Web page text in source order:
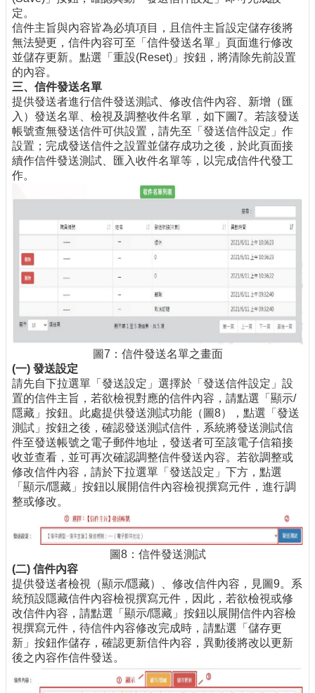
定。
信件主旨與內容皆為必填項目，且信件主旨設定儲存後將
無法變更，信件內容可至「信件發送名單」頁面進行修改
並儲存更新。點選「重設(Reset)」按鈕，將清除先前設置
的內容。
三、信件發送名單
提供發送者進行信件發送測試、修改信件內容、新增（匯
入）發送名單、檢視及調整收件名單，如下圖7。若該發送
帳號查無發送信件可供設置，請先至「發送信件設定」作
設置；完成發送信件之設置並儲存成功之後，於此頁面接
續作信件發送測試、匯入收件名單等，以完成信件代發工
作。
圖7：信件發送名單之畫面
(一) 發送設定
請先自下拉選單「發送設定」選擇於「發送信件設定」設
置的信件主旨，若欲檢視對應的信件內容，請點選「顯示/
隱藏」按鈕。此處提供發送測試功能（圖8），點選「發送
測試」按鈕之後，確認發送測試信件，系統將發送測試信
件至發送帳號之電子郵件地址，發送者可至該電子信箱接
收並查看，並可再次確認調整信件發送內容。若欲調整或
修改信件內容，請於下拉選單「發送設定」下方，點選
「顯示/隱藏」按鈕以展開信件內容檢視撰寫元件，進行調
整或修改。
圖8：信件發送測試
(二) 信件內容
提供發送者檢視（顯示/隱藏）、修改信件內容，見圖9。系
統預設隱藏信件內容檢視撰寫元件，因此，若欲檢視或修
改信件內容，請點選「顯示/隱藏」按鈕以展開信件內容檢
視撰寫元件，待信件內容修改完成時，請點選「儲存更
新」按鈕作儲存，確認更新信件內容，異動後將改以更新
後之內容作信件發送。